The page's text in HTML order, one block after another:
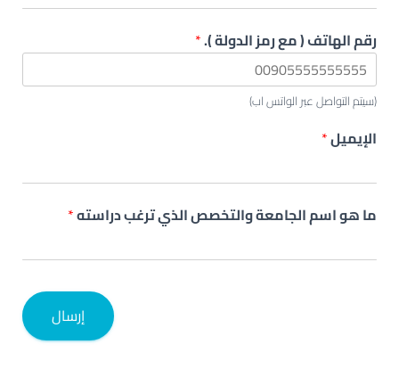
رقم الهاتف ( مع رمز الدولة ).*
(سيتم التواصل عبر الواتس اب)
الإيميل*
ما هو اسم الجامعة والتخصص الذي ترغب دراسته*
إرسال